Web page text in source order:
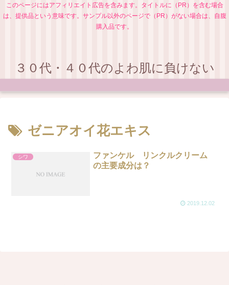
このページにはアフィリエイト広告を含みます。タイトルに（PR）を含む場合
は、提供品という意味です。サンプル以外のページで（PR）がない場合は、自腹
購入品です。
３０代・４０代のよわ肌に負けない
ゼニアオイ花エキス
シワ
ファンケル リンクルクリーム
の主要成分は？
2019.12.02